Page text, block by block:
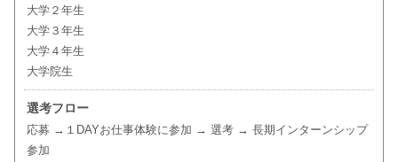
大学２年生
大学３年生
大学４年生
大学院生
選考フロー
応募 →１DAYお仕事体験に参加 → 選考 → 長期インターンシップ
参加